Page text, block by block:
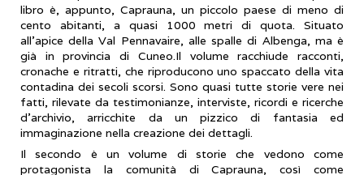
libro è, appunto, Caprauna, un piccolo paese di meno di
cento abitanti, a quasi 1000 metri di quota. Situato
all'apice della Val Pennavaire, alle spalle di Albenga, ma è
già in provincia di Cuneo.Il volume racchiude racconti,
cronache e ritratti, che riproducono uno spaccato della vita
contadina dei secoli scorsi. Sono quasi tutte storie vere nei
fatti, rilevate da testimonianze, interviste, ricordi e ricerche
d'archivio, arricchite da un pizzico di fantasia ed
immaginazione nella creazione dei dettagli.
Il secondo è un volume di storie che vedono come
protagonista la comunità di Caprauna, così come